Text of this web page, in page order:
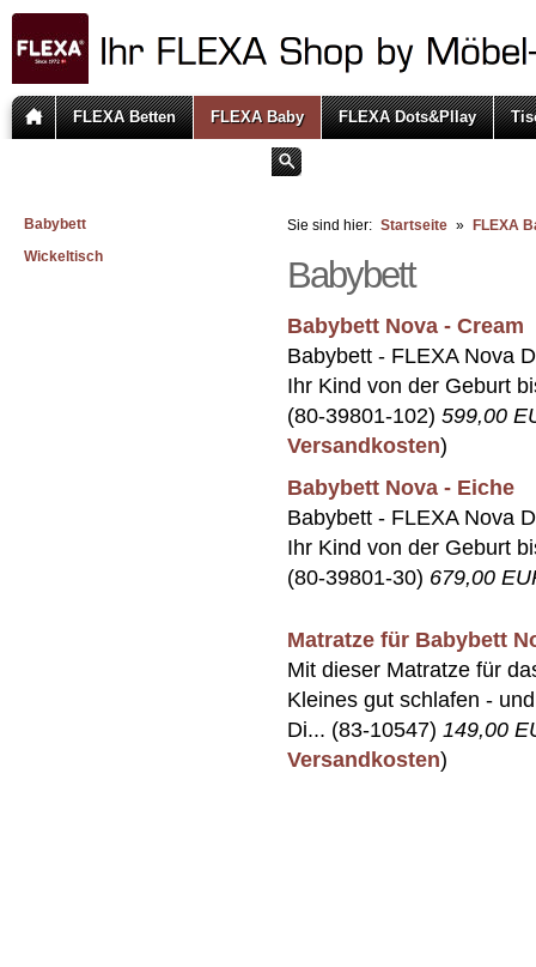
FLEXA Betten FLEXA Baby FLEXA Dots&Pllay
Babybett
Wickeltisch
Sie sind hier: Startseite » FLEXA
Babybett
Babybett Nova - Cream
Babybett - FLEXA Nova
Ihr Kind von der Geburt
(80-39801-102) 599,00
Versandkosten)
Babybett Nova - Eiche
Babybett - FLEXA Nova
Ihr Kind von der Geburt
(80-39801-30) 679,00
Matratze für Babybett
Mit dieser Matratze für
Kleines gut schlafen -
Di... (83-10547) 149,00
Versandkosten)